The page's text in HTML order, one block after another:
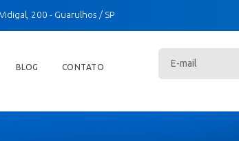
200 - Guarulhos / SP
BLOG CONTATO